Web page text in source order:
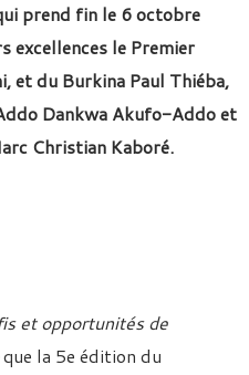
prend fin le 6 octobre
excellences le Premier
et du Burkina Paul Thiéba,
Dankwa Akufo-Addo et
Christian Kaboré.
et opportunités de
que la 5e édition du